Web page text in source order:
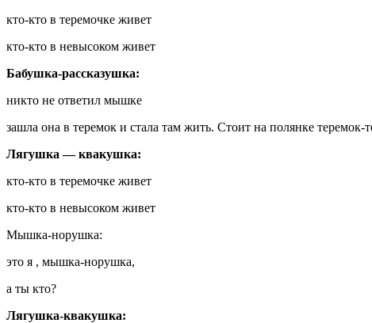
кто-кто в теремочке живет
кто-кто в невысоком живет
Бабушка-рассказушка:
никто не ответил мышке
зашла она в теремок и стала там жить. Стоит на полянке
Лягушка — квакушка:
кто-кто в теремочке живет
кто-кто в невысоком живет
Мышка-норушка:
это я , мышка-норушка,
а ты кто?
Лягушка-квакушка: